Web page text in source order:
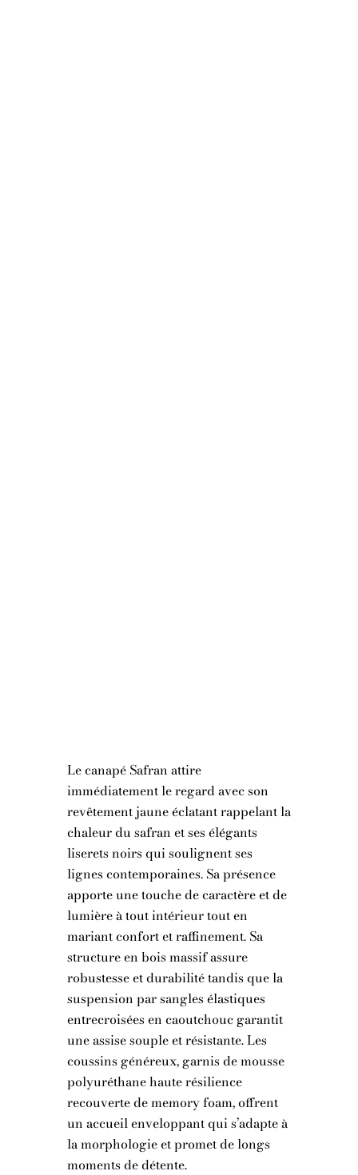
Le canapé Safran attire
immédiatement le regard avec son
revêtement jaune éclatant rappelant la
chaleur du safran et ses élégants
liserets noirs qui soulignent ses
lignes contemporaines. Sa présence
apporte une touche de caractère et de
lumière à tout intérieur tout en
mariant confort et raffinement. Sa
structure en bois massif assure
robustesse et durabilité tandis que la
suspension par sangles élastiques
entrecroisées en caoutchouc garantit
une assise souple et résistante. Les
coussins généreux, garnis de mousse
polyuréthane haute résilience
recouverte de memory foam, offrent
un accueil enveloppant qui s’adapte à
la morphologie et promet de longs
moments de détente.